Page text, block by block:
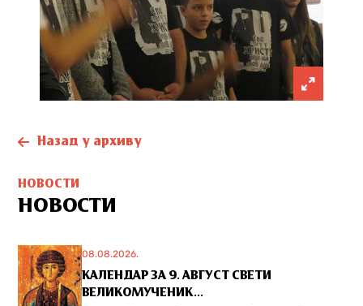
Назад у архиву
НОВОСТИ
НОВОСТИ
08.08.2026.
КАЛЕНДАР ЗА 9. АВГУСТ СВЕТИ
ВЕЛИКОМУЧЕНИК...